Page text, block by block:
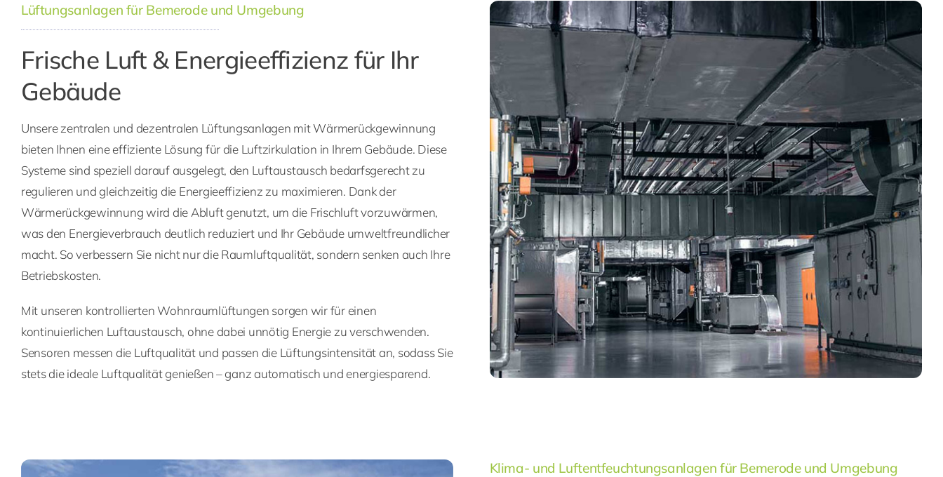
Lüftungsanlagen für Bemerode und Umgebung
Frische Luft & Energieeffizienz für Ihr
Gebäude
Unsere zentralen und dezentralen Lüftungsanlagen mit Wärmerückgewinnung
bieten Ihnen eine effiziente Lösung für die Luftzirkulation in Ihrem Gebäude. Diese
Systeme sind speziell darauf ausgelegt, den Luftaustausch bedarfsgerecht zu
regulieren und gleichzeitig die Energieeffizienz zu maximieren. Dank der
Wärmerückgewinnung wird die Abluft genutzt, um die Frischluft vorzuwärmen,
was den Energieverbrauch deutlich reduziert und Ihr Gebäude umweltfreundlicher
macht. So verbessern Sie nicht nur die Raumluftqualität, sondern senken auch Ihre
Betriebskosten.
Mit unseren kontrollierten Wohnraumlüftungen sorgen wir für einen
kontinuierlichen Luftaustausch, ohne dabei unnötig Energie zu verschwenden.
Sensoren messen die Luftqualität und passen die Lüftungsintensität an, sodass Sie
stets die ideale Luftqualität genießen – ganz automatisch und energiesparend.
Klima- und Luftentfeuchtungsanlagen für Bemerode und Umgebung